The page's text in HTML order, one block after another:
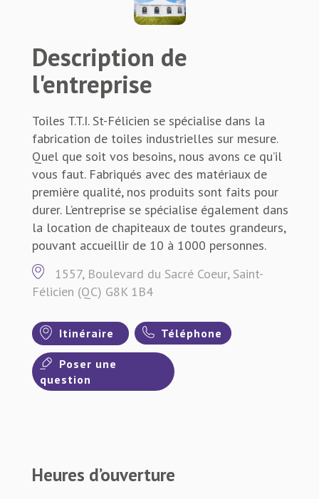
Description de
l'entreprise
Toiles T.T.I. St-Félicien se spécialise dans la
fabrication de toiles industrielles sur mesure.
Quel que soit vos besoins, nous avons ce qu’il
vous faut. Fabriqués avec des matériaux de
première qualité, nos produits sont faits pour
durer. L’entreprise se spécialise également dans
la location de chapiteaux de toutes grandeurs,
pouvant accueillir de 10 à 1000 personnes.
1557, Boulevard du Sacré Coeur, Saint-
Félicien (QC) G8K 1B4
Itinéraire Téléphone
Poser une
question
Heures d’ouverture